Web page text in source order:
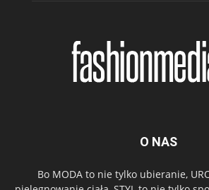
O NAS
Bo MODA to nie tylko ubieranie,